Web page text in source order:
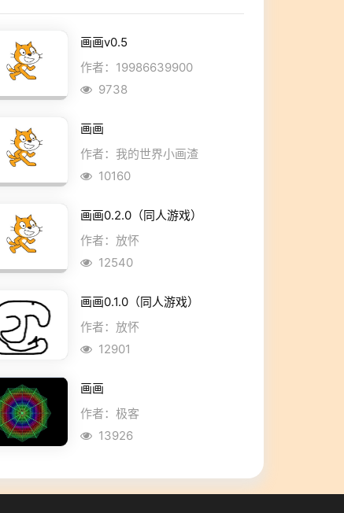
画画v0.5
作者：19986639900
9738
画画
作者：我的世界小画渣
10160
画画0.2.0（同人游戏）
作者：放怀
12540
画画0.1.0（同人游戏）
作者：放怀
12901
画画
作者：极客
13926